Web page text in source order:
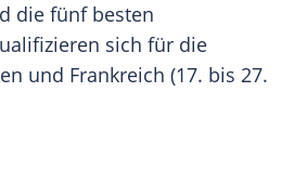
die fünf besten
sich für die
und Frankreich (17. bis 27.